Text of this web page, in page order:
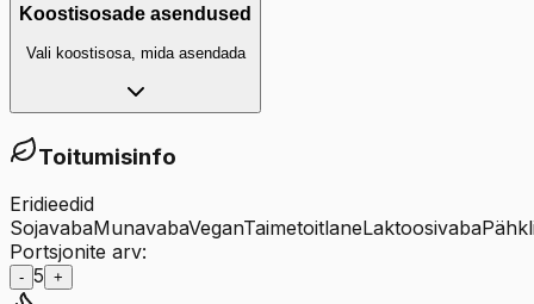
Koostisosade asendused
Vali koostisosa, mida asendada
Toitumisinfo
Eridieedid
SojavabaMunavabaVeganTaimetoitlaneLaktoosivaba
Portsjonite arv:
- 5 +